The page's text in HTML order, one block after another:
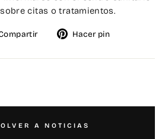
citas o tratamientos.
Tuitear
X
Hacer pin
Pinterest
A NOTICIAS